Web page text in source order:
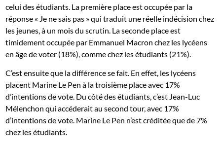
celui des étudiants. La première place est occupée par la
réponse « Je ne sais pas » qui traduit une réelle indécision chez
les jeunes, à un mois du scrutin. La seconde place est
timidement occupée par Emmanuel Macron chez les lycéens
en âge de voter (18%), comme chez les étudiants (21%).
C’est ensuite que la différence se fait. En effet, les lycéens
placent Marine Le Pen à la troisième place avec 17%
d’intentions de vote. Du côté des étudiants, c’est Jean-Luc
Mélenchon qui accéderait au second tour, avec 17%
d’intentions de vote. Marine Le Pen n’est créditée que de 7%
chez les étudiants.